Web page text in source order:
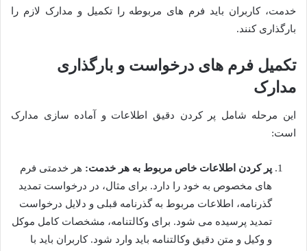
خدمت، کاربران باید فرم های مربوطه را تکمیل و مدارک لازم را
بارگذاری کنند.
تکمیل فرم های درخواست و بارگذاری
مدارک
این مرحله شامل پر کردن دقیق اطلاعات و آماده سازی مدارک
است:
پر کردن اطلاعات خاص مربوط به هر خدمت: هر خدمتی فرم
های مخصوص به خود را دارد. برای مثال، در درخواست تمدید
گذرنامه، اطلاعات مربوط به گذرنامه قبلی و دلایل درخواست
تمدید پرسیده می شود. برای وکالتنامه، مشخصات کامل موکل
و وکیل و متن دقیق وکالتنامه باید وارد شود. کاربران باید با